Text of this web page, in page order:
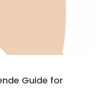
Guide for